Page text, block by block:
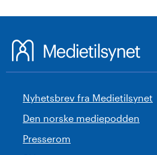
Nyhetsbrev fra Medietilsynet
Den norske mediepodden
Presserom